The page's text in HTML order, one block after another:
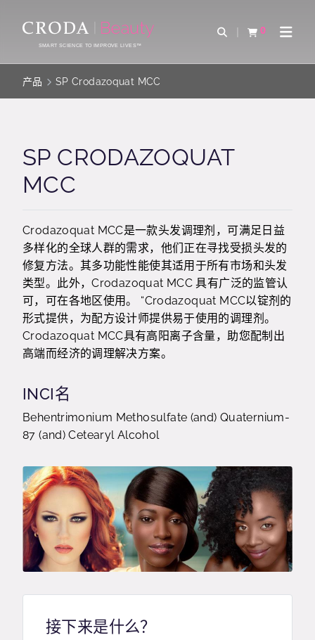
CONTENTSMART SCIENCE TO IMPROVE LIVES™
Open Search
0
查看购物车Open
产品 SP Crodazoquat MCC
SP CRODAZOQUAT
MCC
Crodazoquat MCC是一款头发调理剂，可满足日益
多样化的全球人群的需求，他们正在寻找受损头发的
修复方法。其多功能性能使其适用于所有市场和头发
类型。此外，Crodazoquat MCC 具有广泛的监管认
可，可在各地区使用。 “Crodazoquat MCC以锭剂的
形式提供，为配方设计师提供易于使用的调理剂。
Crodazoquat MCC具有高阳离子含量，助您配制出
高端而经济的调理解决方案。
INCI名
Behentrimonium Methosulfate (and) Quaternium-
87 (and) Cetearyl Alcohol
接下来是什么？